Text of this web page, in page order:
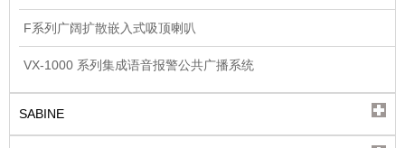
F系列广阔扩散嵌入式吸顶喇叭
VX-1000 系列集成语音报警公共广播系统
SABINE